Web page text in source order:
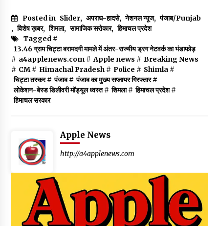
Posted in Slider, अपराध-हादसे, नेशनल न्यूज, पंजाब/Punjab
, विशेष ख़बर, शिमला, सामाजिक सरोकार, हिमाचल प्रदेश
Tagged #
13.46 ग्राम चिट्टा बरामदगी मामले में अंतर-राज्यीय ड्रग नेटवर्क का भंडाफोड़
# a4applenews.com# Apple news # Breaking News
# CM# Himachal Pradesh# Police # Shimla#
चिट्टा तस्कर# पंजाब# पंजाब का मुख्य सप्लायर गिरफ्तार#
लोकेशन-बेस्ड डिलीवरी मॉड्यूल ध्वस्त# शिमला# हिमाचल प्रदेश#
हिमाचल सरकार
Apple News
http://a4applenews.com